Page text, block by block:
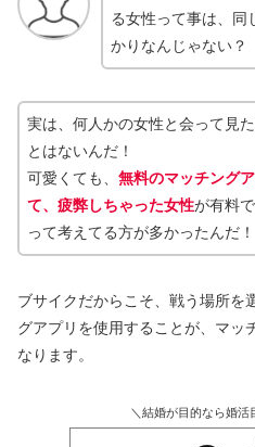
る女性って事は、同
かりなんじゃない？
実は、何人かの女性と会って見
とはないんだ！
可愛くても、 無料のマッチング
て、疲弊しちゃった女性が有料
って考えてる方が多かったんだ！
ブサイクだからこそ、戦う場所を
グアプリを使用することが、マッ
なります。
＼結婚が目的なら婚活